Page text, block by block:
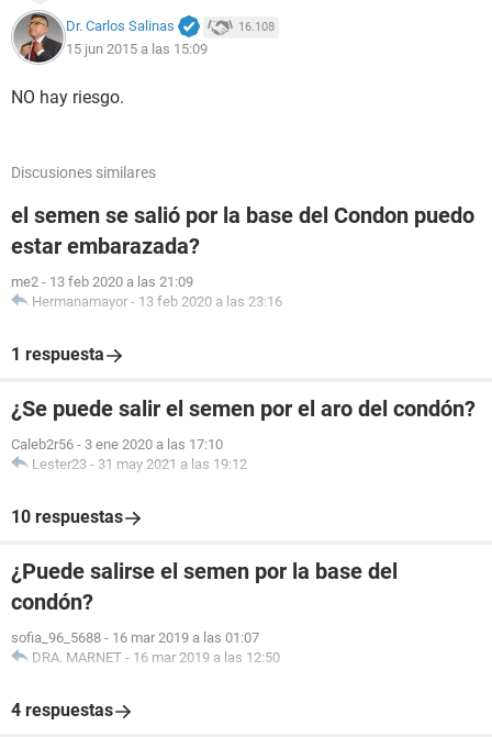
Dr. Carlos Salinas 16.108
15 jun 2015 a las 15:09
NO hay riesgo.
Discusiones similares
el semen se salió por la base del Condon puedo
estar embarazada?
me2 - 13 feb 2020 a las 21:09
Hermanamayor - 13 feb 2020 a las 23:16
1 respuesta
¿Se puede salir el semen por el aro del condón?
Caleb2r56 - 3 ene 2020 a las 17:10
Lester23 - 31 may 2021 a las 19:12
10 respuestas
¿Puede salirse el semen por la base del
condón?
sofia_96_5688 - 16 mar 2019 a las 01:07
DRA. MARNET - 16 mar 2019 a las 12:50
4 respuestas